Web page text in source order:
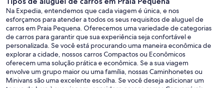
Na Expedia, entendemos que cada viagem é única, e nos
esforçamos para atender a todos os seus requisitos de aluguel de
carros em Praia Pequena. Oferecemos uma variedade de categorias
de carros para garantir que sua experiência seja confortável e
personalizada. Se você está procurando uma maneira econômica de
explorar a cidade, nossos carros Compactos ou Econômicos
oferecem uma solução prática e econômica. Se a sua viagem
envolve um grupo maior ou uma família, nossas Caminhonetes ou
Minivans são uma excelente escolha. Se você deseja adicionar um